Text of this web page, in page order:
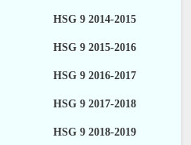
HSG 9 2014-2015
HSG 9 2015-2016
HSG 9 2016-2017
HSG 9 2017-2018
HSG 9 2018-2019